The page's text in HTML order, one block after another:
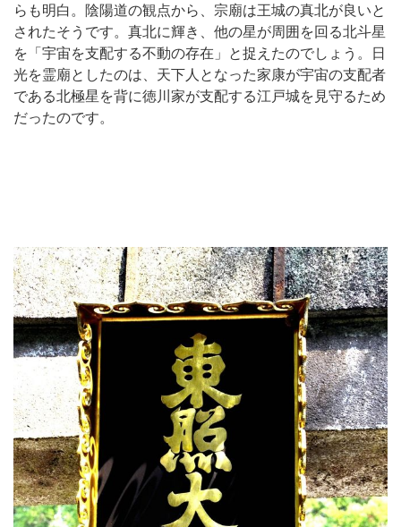
らも明白。陰陽道の観点から、宗廟は王城の真北が良いと
されたそうです。真北に輝き、他の星が周囲を回る北斗星
を「宇宙を支配する不動の存在」と捉えたのでしょう。日
光を霊廟としたのは、天下人となった家康が宇宙の支配者
である北極星を背に徳川家が支配する江戸城を見守るため
だったのです。